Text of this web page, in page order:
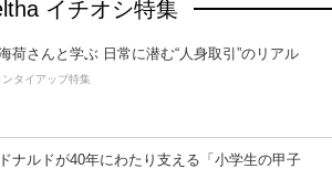
イチオシ特集
荷さんと学ぶ 日常に潜む“人身取引”のリアル
ンタイアップ特集
ナルドが40年にわたり支える「小学生の甲子